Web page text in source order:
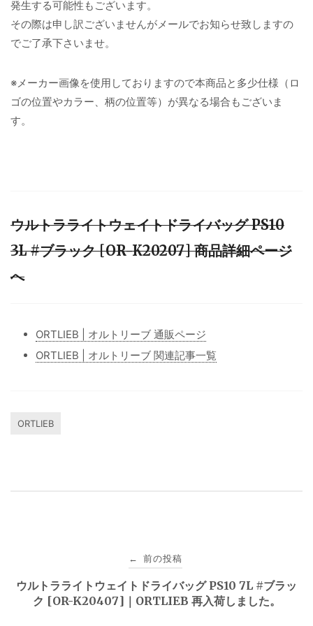
発生する可能性もございます。
その際は申し訳ございませんがメールでお知らせ致しますの
でご了承下さいませ。
※メーカー画像を使用しておりますので本商品と多少仕様（ロ
ゴの位置やカラー、柄の位置等）が異なる場合もございま
す。
ウルトラライトウェイトドライバッグ PS10
3L #ブラック [OR-K20207] 商品詳細ページ
へ
ORTLIEB | オルトリーブ 通販ページ
ORTLIEB | オルトリーブ 関連記事一覧
ORTLIEB
稿
← 前の投稿
ウルトラライトウェイトドライバッグ PS10 7L #ブラッ
ク [OR-K20407]｜ORTLIEB 再入荷しました。